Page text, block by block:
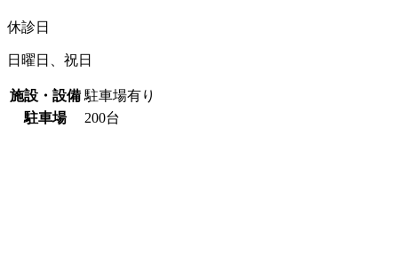
休診日
日曜日、祝日
施設・設備 駐車場有り
駐車場
200台